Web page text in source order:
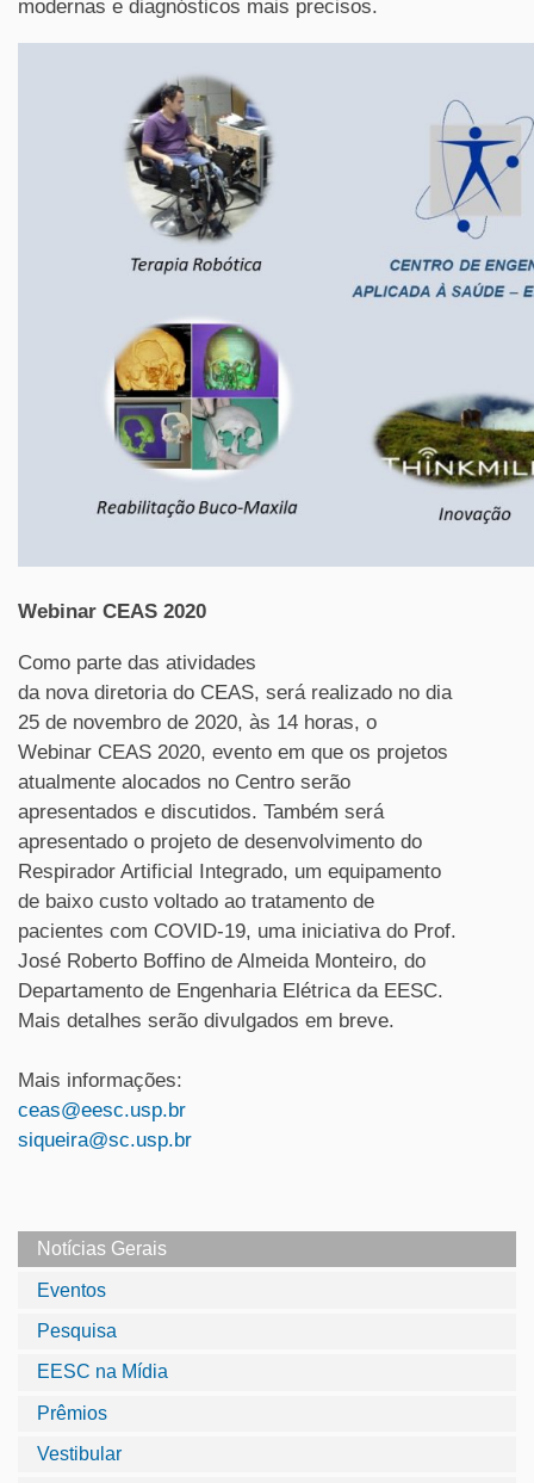
modernas e diagnósticos mais precisos.
Webinar CEAS 2020
Como parte das atividades
da nova diretoria do CEAS, será realizado no dia
25 de novembro de 2020, às 14 horas, o
Webinar CEAS 2020, evento em que os projetos
atualmente alocados no Centro serão
apresentados e discutidos. Também será
apresentado o projeto de desenvolvimento do
Respirador Artificial Integrado, um equipamento
de baixo custo voltado ao tratamento de
pacientes com COVID-19, uma iniciativa do Prof.
José Roberto Boffino de Almeida Monteiro, do
Departamento de Engenharia Elétrica da EESC.
Mais detalhes serão divulgados em breve.
Mais informações:
ceas@eesc.usp.br
siqueira@sc.usp.br
Notícias Gerais
Eventos
Pesquisa
EESC na Mídia
Prêmios
Vestibular